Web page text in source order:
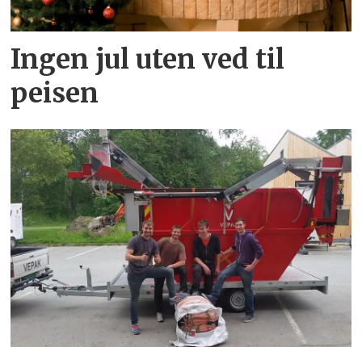
Ingen jul uten ved til
peisen